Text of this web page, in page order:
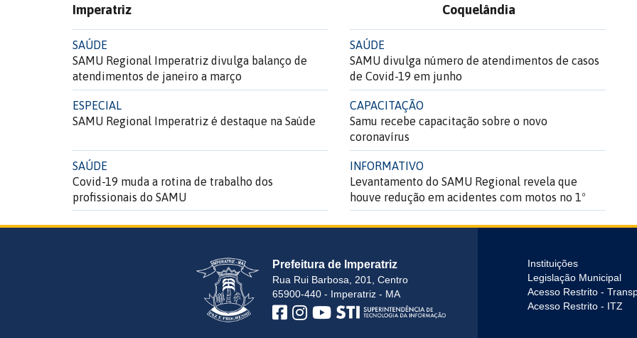
Imperatriz
Coquelândia
SAÚDE
SAMU Regional Imperatriz divulga balanço de
atendimentos de janeiro a março
ESPECIAL
SAMU Regional Imperatriz é destaque na Saúde
SAÚDE
Covid-19 muda a rotina de trabalho dos
profissionais do SAMU
SAÚDE
SAMU divulga número de atendimentos de casos
de Covid-19 em junho
CAPACITAÇÃO
Samu recebe capacitação sobre o novo
coronavírus
INFORMATIVO
Levantamento do SAMU Regional revela que
houve redução em acidentes com motos no 1º
semestre
Prefeitura de Imperatriz
Rua Rui Barbosa, 201, Centro
65900-440 - Imperatriz - MA
Instituições
Legislação Municipal
Acesso Restrito -
Acesso Restrito - ITZ